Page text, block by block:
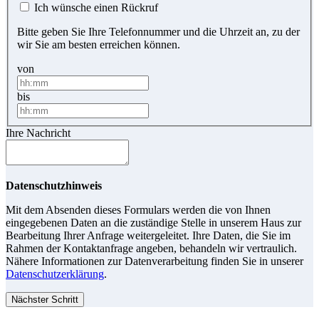
Ich wünsche einen Rückruf
Bitte geben Sie Ihre Telefonnummer und die Uhrzeit an, zu der
wir Sie am besten erreichen können.
von
bis
Ihre Nachricht
Datenschutzhinweis
Mit dem Absenden dieses Formulars werden die von Ihnen
eingegebenen Daten an die zuständige Stelle in unserem Haus zur
Bearbeitung Ihrer Anfrage weitergeleitet. Ihre Daten, die Sie im
Rahmen der Kontaktanfrage angeben, behandeln wir vertraulich.
Nähere Informationen zur Datenverarbeitung finden Sie in unserer
Datenschutzerklärung.
Nächster Schritt